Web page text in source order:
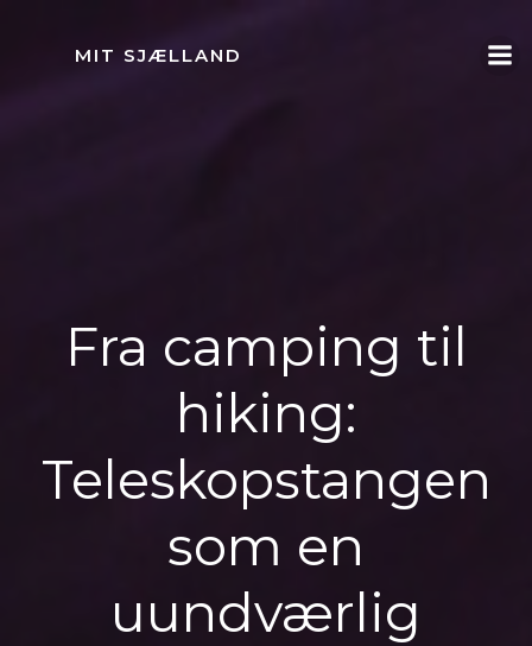
MIT SJÆLLAND
Fra camping til
hiking:
Teleskopstangen
som en
uundværlig